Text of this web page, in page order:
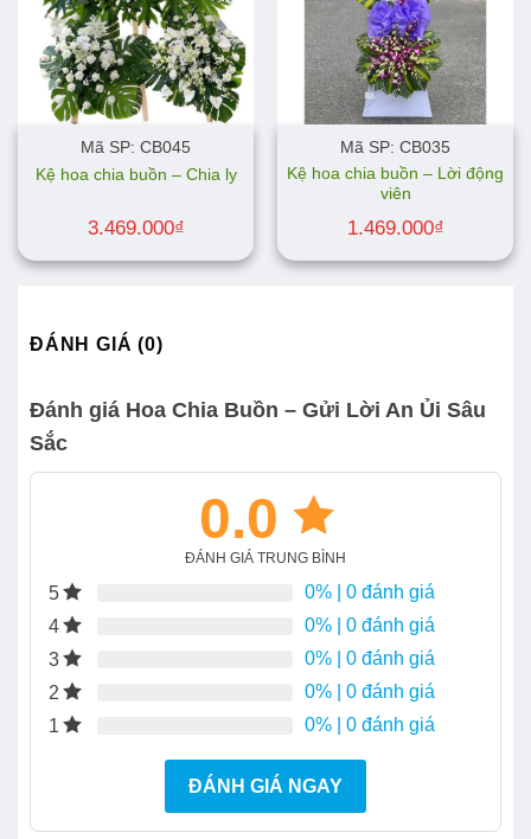
Mã SP: CB045
Kệ hoa chia buồn – Chia ly
3.469.000₫
Mã SP: CB035
Kệ hoa chia buồn – Lời động
viên
1.469.000₫
ĐÁNH GIÁ (0)
Đánh giá Hoa Chia Buồn – Gửi Lời An Ủi Sâu
Sắc
0.0
ĐÁNH GIÁ TRUNG BÌNH
5 0% | 0 đánh giá
4
0% | 0 đánh giá
3
0% | 0 đánh giá
2
0% | 0 đánh giá
1
0% | 0 đánh giá
ĐÁNH GIÁ NGAY